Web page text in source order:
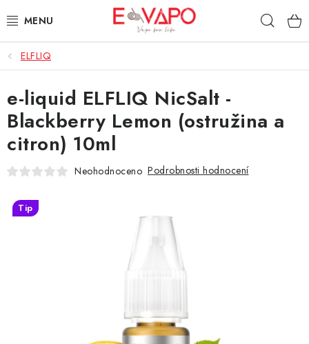
na
3D TISK
TIPY ZA DOBROU CENU
AROMATA A PŘÍCHUTĚ
BÁZE
E-LIQUIDY
ELFLIQ
e-liquid ELFLIQ NicSalt -
Blackberry Lemon (ostružina a
citron) 10ml
Neohodnoceno Podrobnosti hodnocení
Tip